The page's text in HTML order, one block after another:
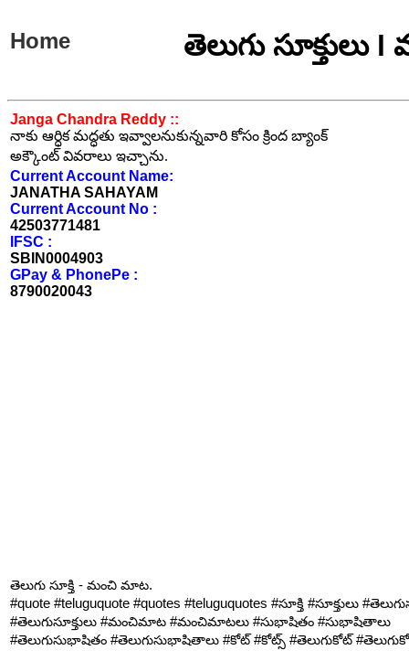
Home తెలుగు
Janga Chandra Reddy ::
నాకు ఆర్ధిక మద్ధతు ఇవ్వాలనుకున్నవారి కోసం క్రింద బ్యాంక్
అక్కౌంట్ వివరాలు ఇచ్చాను.
Current Account Name:
JANATHA SAHAYAM
Current Account No :
42503771481
IFSC :
SBIN0004903
GPay & PhonePe :
8790020043
తెలుగు సూక్తి - మంచి మాట.
#quote #teluguquote #quotes #teluguquotes #సూక్తి #సూక్తులు
#తెలుగుసూక్తులు #మంచిమాట #మంచిమాటలు #సుభాషితం #సుభాషితాలు
#తెలుగుసుభాషితం #తెలుగుసుభాషితాలు #కోట్ #కోట్స్ #తెలుగుకోట్